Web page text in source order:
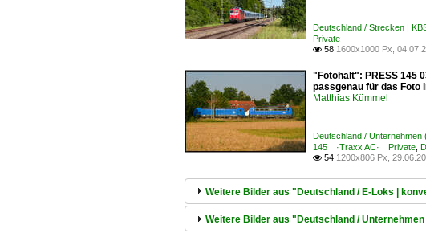
Deutschland / Strecken |
Private
 58 1600x1000 Px,
"Fotohalt": PRESS 145
passgenau für das Foto
Matthias Kümmel
Deutschland / Unternehmen
145 ·Traxx AC· Private
 54 1200x806 Px,
Weitere Bilder aus "Deutschland / E-Loks |
Weitere Bilder aus "Deutschland /